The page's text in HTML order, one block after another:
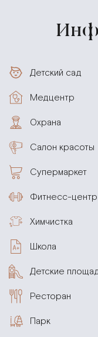
Детский сад
Медцентр
Охрана
Салон красоты
Супермаркет
Фитнесс-центр
Химчистка
Школа
Детские
Ресторан
Парк